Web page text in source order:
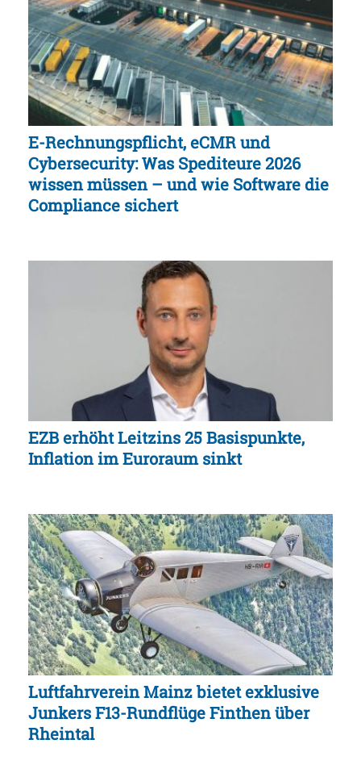
E-Rechnungspflicht, eCMR und
Cybersecurity: Was Spediteure 2026
wissen müssen – und wie Software die
Compliance sichert
EZB erhöht Leitzins 25 Basispunkte,
Inflation im Euroraum sinkt
Luftfahrverein Mainz bietet exklusive
Junkers F13-Rundflüge Finthen über
Rheintal